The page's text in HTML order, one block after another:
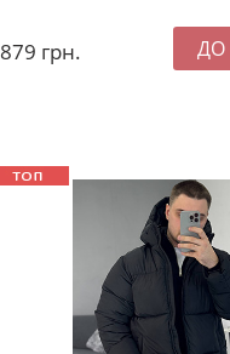
879 грн.